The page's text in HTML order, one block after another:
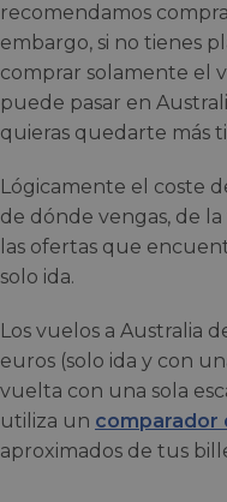
recomendamos
embargo, si no tienes
comprar solamente el
puede pasar en
quieras quedarte más
Lógicamente el coste
de dónde vengas, de
las ofertas que
solo ida.
Los vuelos a Australia
euros (solo ida y con
vuelta con una sola
utiliza un comparador
aproximados de tus